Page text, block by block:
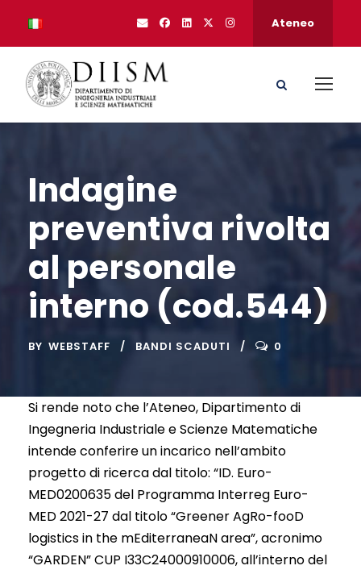
Ateneo
Indagine
preventiva rivolta
al personale
interno (cod.544)
BY WEBSTAFF BANDI SCADUTI 0
Si rende noto che l’Ateneo, Dipartimento di
Ingegneria Industriale e Scienze Matematiche
intende conferire un incarico nell’ambito
progetto di ricerca dal titolo: “ID. Euro-
MED0200635 del Programma Interreg Euro-
MED 2021-27 dal titolo “Greener AgRo-fooD
logistics in the mEditerraneaN area”, acronimo
“GARDEN” CUP I33C24000910006, all’interno del